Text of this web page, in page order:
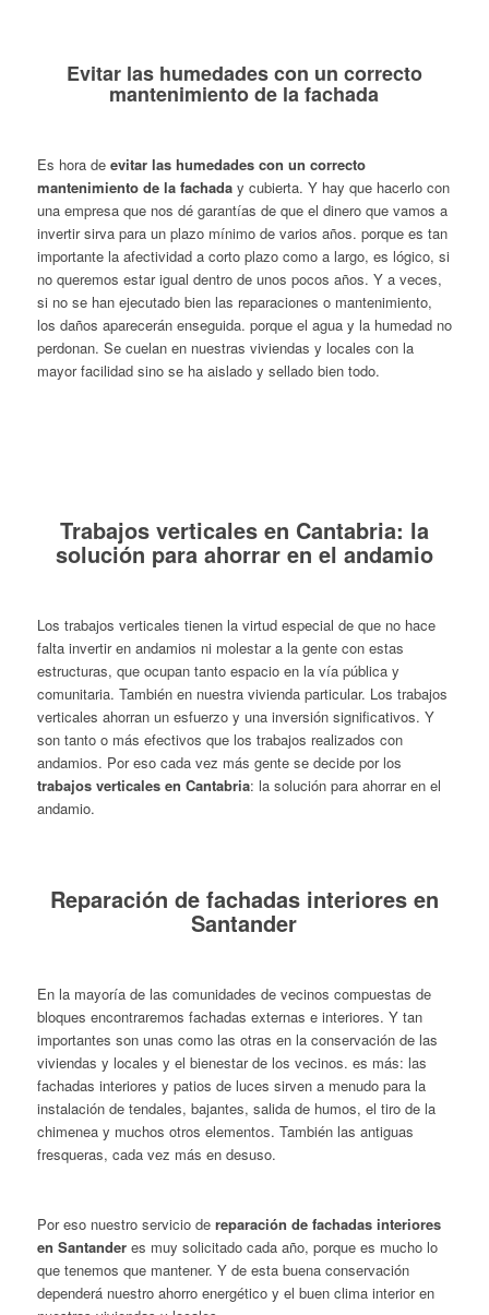
Evitar las humedades con un correcto
mantenimiento de la fachada
Es hora de evitar las humedades con un correcto
mantenimiento de la fachaday cubierta. Y hay que hacerlo con
una empresa que nos dé garantías de que el dinero que vamos a
invertir sirva para un plazo mínimo de varios años. porque es tan
importante la afectividad a corto plazo como a largo, es lógico, si
no queremos estar igual dentro de unos pocos años. Y a veces,
si no se han ejecutado bien las reparaciones o mantenimiento,
los daños aparecerán enseguida. porque el agua y la humedad no
perdonan. Se cuelan en nuestras viviendas y locales con la
mayor facilidad sino se ha aislado y sellado bien todo.
Trabajos verticales en Cantabria: la
solución para ahorrar en el andamio
Los trabajos verticales tienen la virtud especial de que no hace
falta invertir en andamios ni molestar a la gente con estas
estructuras, que ocupan tanto espacio en la vía pública y
comunitaria. También en nuestra vivienda particular. Los trabajos
verticales ahorran un esfuerzo y una inversión significativos. Y
son tanto o más efectivos que los trabajos realizados con
andamios. Por eso cada vez más gente se decide por los
trabajos verticales en Cantabria: la solución para ahorrar en el
andamio.
Reparación de fachadas interiores en
Santander
En la mayoría de las comunidades de vecinos compuestas de
bloques encontraremos fachadas externas e interiores. Y tan
importantes son unas como las otras en la conservación de las
viviendas y locales y el bienestar de los vecinos. es más: las
fachadas interiores y patios de luces sirven a menudo para la
instalación de tendales, bajantes, salida de humos, el tiro de la
chimenea y muchos otros elementos. También las antiguas
fresqueras, cada vez más en desuso.
Por eso nuestro servicio de reparación de fachadas interiores
en Santanderes muy solicitado cada año, porque es mucho lo
que tenemos que mantener. Y de esta buena conservación
dependerá nuestro ahorro energético y el buen clima interior en